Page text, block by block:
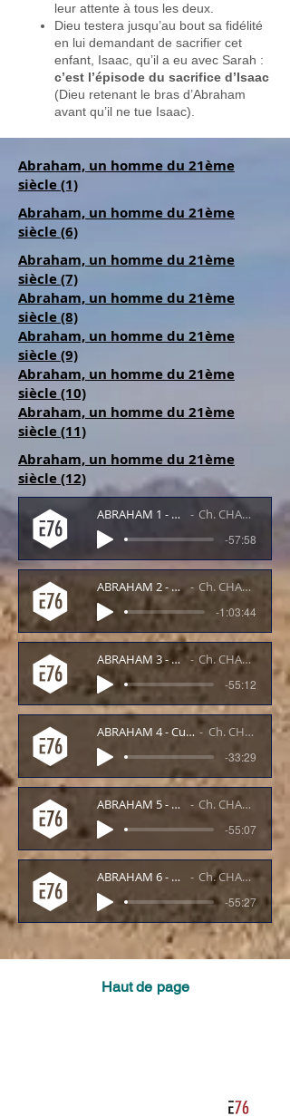
leur attente à tous les deux.
Dieu testera jusqu’au bout sa fidélité
en lui demandant de sacrifier cet
enfant, Isaac, qu’il a eu avec Sarah :
c’est l’épisode du sacrifice d’Isaac
(Dieu retenant le bras d’Abraham
avant qu’il ne tue Isaac).
Abraham, un homme du 21ème
siècle (1)
Abraham, un homme du 21ème
siècle (6)
Abraham, un homme du 21ème
siècle (7)
Abraham, un homme du 21ème
siècle (8)
Abraham, un homme du 21ème
siècle (9)
Abraham, un homme du 21ème
siècle (10)
Abraham, un homme du 21ème
siècle (11)
Abraham, un homme du 21ème
siècle (12)
ABRAHAM 1 - E.B. 281114 Ch. CHASTAGNER
-57:58
ABRAHAM 2 - E.B. 051214 Ch. CHASTAGNER
-1:03:44
ABRAHAM 3 - E.B. 121214 Ch. CHASTAGNER
-55:12
ABRAHAM 4 - Culte du 12/12/14 Ch. CHASTAGNER
-33:29
ABRAHAM 5 - E.B. 191214 Ch. CHASTAGNER
-55:07
ABRAHAM 6 - E.B. 020115 Ch. CHASTAGNER
-55:27
Haut de page